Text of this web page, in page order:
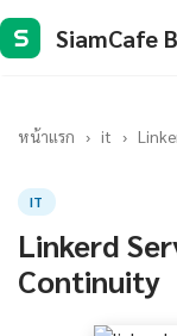
S SiamCafe
หน้าแรก › it ›
IT
Linkerd
Continuity